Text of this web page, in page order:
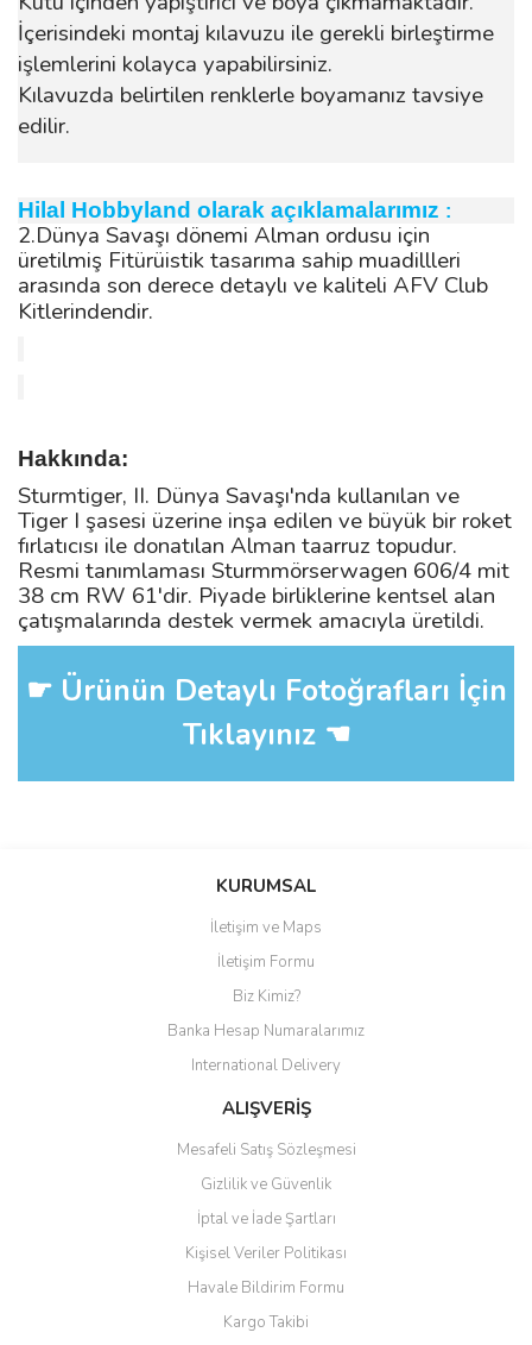
İçerisindeki montaj kılavuzu ile gerekli birleştirme
işlemlerini kolayca yapabilirsiniz.
Kılavuzda belirtilen renklerle boyamanız tavsiye
edilir.
Hilal Hobbyland olarak açıklamalarımız :
2.Dünya Savaşı dönemi Alman ordusu için
üretilmiş Fitürüistik tasarıma sahip muadillleri
arasında son derece detaylı ve kaliteli AFV Club
Kitlerindendir.
Hakkında:
Sturmtiger, II. Dünya Savaşı'nda kullanılan ve
Tiger I şasesi üzerine inşa edilen ve büyük bir roket
fırlatıcısı ile donatılan Alman taarruz topudur.
Resmi tanımlaması Sturmmörserwagen 606/4 mit
38 cm RW 61'dir. Piyade birliklerine kentsel alan
çatışmalarında destek vermek amacıyla üretildi.
☛ Ürünün Detaylı Fotoğrafları İçin
Tıklayınız ☚
Bu ürüne ilk yorumu siz yapın!
Yorum Yaz
KURUMSAL
İletişim ve Maps
İletişim Formu
Biz Kimiz?
Banka Hesap Numaralarımız
International Delivery
ALIŞVERİŞ
Mesafeli Satış Sözleşmesi
Gizlilik ve Güvenlik
İptal ve İade Şartları
Kişisel Veriler Politikası
Havale Bildirim Formu
Kargo Takibi